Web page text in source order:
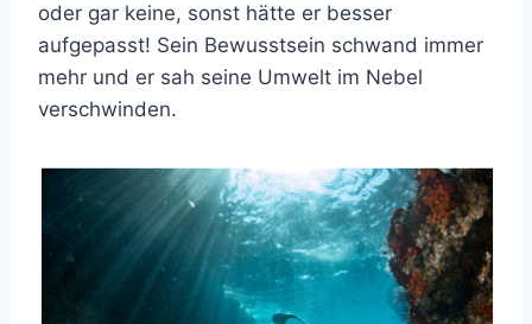
oder gar keine, sonst hätte er besser
aufgepasst! Sein Bewusstsein schwand immer
mehr und er sah seine Umwelt im Nebel
verschwinden.